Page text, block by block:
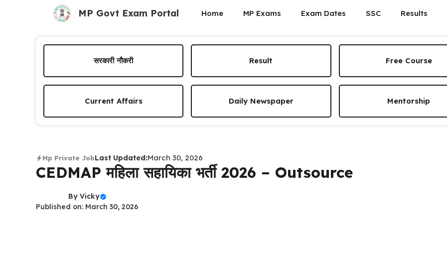
MP Govt Exam Portal Home MP Exams Exam Dates SSC Results
सरकारी नौकरी Result Free Course
Current Affairs Daily Newspaper Mentorship
Mp Private JobLast Updated:March 30, 2026
CEDMAP महिला सहायिका भर्ती 2026 – Outsource
By Vicky
Published on: March 30, 2026